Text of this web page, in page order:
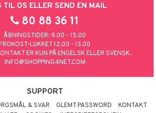
TIL OS ELLER SEND EN MAIL
80 88 36 11
ÅBNINGSTIDER: 9.00 - 15.00
LUKKET 12.00 - 13.00
ER KUN PÅ ENGELSK ELLER SVENSK.
INFO@SHOPPING4NET.COM
SUPPORT
& SVAR GLEMT PASSWORD
KONTAKT